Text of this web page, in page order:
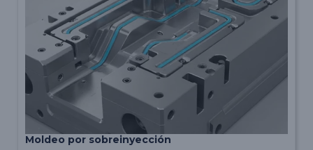
Moldeo por sobreinyección